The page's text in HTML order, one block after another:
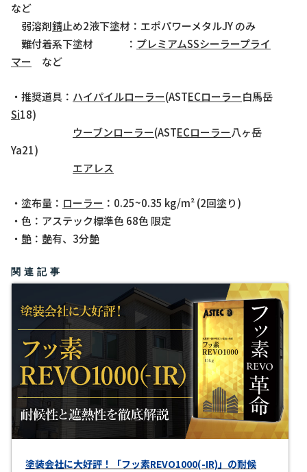
など
弱溶剤錆止め2液下塗材：エポパワーメタルJY のみ
難付着系下塗材 ： プレミアムSSシーラープライ
マー など
・推奨道具： ハイパイルローラー(ASTECローラー白馬岳
Si18)
ウーブンローラー(ASTECローラー八ヶ岳
Ya21)
エアレス
・塗布量： ローラー ：0.25~0.35 kg/m² (2回塗り)
・色：アステック標準色 68色 限定
・ 艶 ： 艶有、3分艶
関連記事
塗装会社に大好評！「フッ素REVO1000(-IR)」の耐候